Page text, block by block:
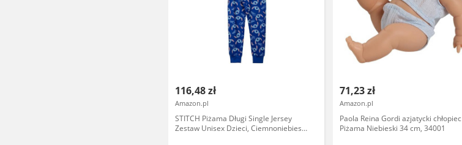
116,48 zł
Amazon.pl
STITCH Piżama Długi Single Jersey
Zestaw Unisex Dzieci, Ciemnoniebieski,
71,23 zł
Amazon.pl
Paola Reina Gordi azjatycki chłopiec
Piżama Niebieski 34 cm, 34001